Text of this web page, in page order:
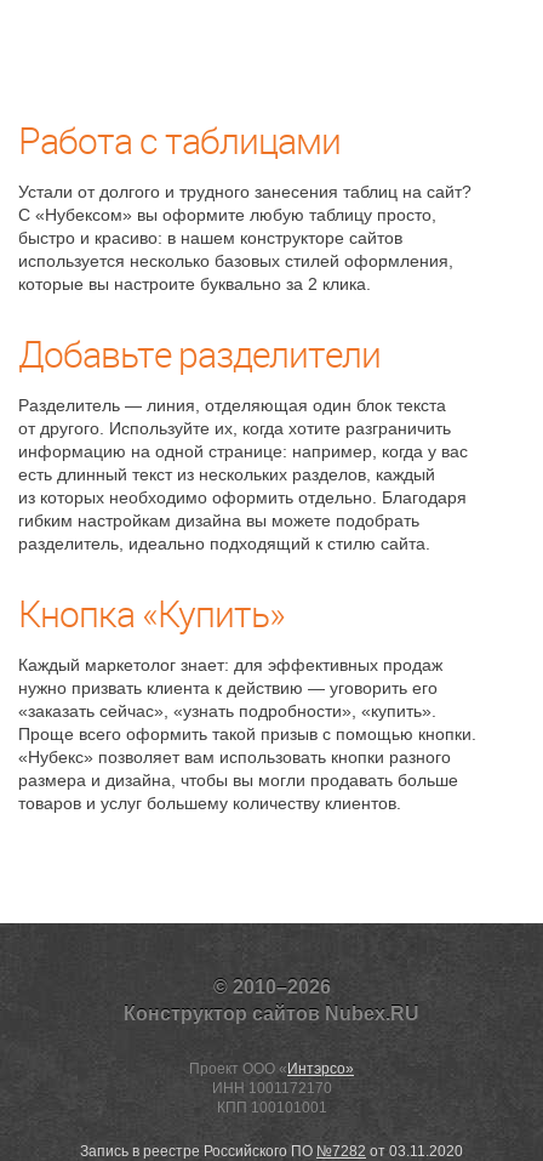
Работа с таблицами
Устали от долгого и трудного занесения таблиц на сайт?
С «Нубексом» вы оформите любую таблицу просто,
быстро и красиво: в нашем конструкторе сайтов
используется несколько базовых стилей оформления,
которые вы настроите буквально за 2 клика.
Добавьте разделители
Разделитель — линия, отделяющая один блок текста
от другого. Используйте их, когда хотите разграничить
информацию на одной странице: например, когда у вас
есть длинный текст из нескольких разделов, каждый
из которых необходимо оформить отдельно. Благодаря
гибким настройкам дизайна вы можете подобрать
разделитель, идеально подходящий к стилю сайта.
Кнопка «Купить»
Каждый маркетолог знает: для эффективных продаж
нужно призвать клиента к действию — уговорить его
«заказать сейчас», «узнать подробности», «купить».
Проще всего оформить такой призыв с помощью кнопки.
«Нубекс» позволяет вам использовать кнопки разного
размера и дизайна, чтобы вы могли продавать больше
товаров и услуг большему количеству клиентов.
© 2010–2026
Конструктор сайтов Nubex.RU
Проект ООО « Интэрсо»
ИНН 1001172170
КПП 100101001
Запись в реестре Российского ПО №7282 от 03.11.2020